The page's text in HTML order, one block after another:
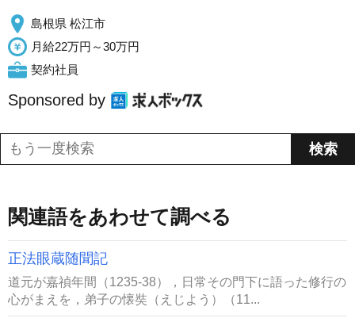
島根県 松江市
月給22万円～30万円
契約社員
Sponsored by
関連語をあわせて調べる
正法眼蔵随聞記
道元が嘉禎年間（1235-38），日常その門下に語った修行の
心がまえを，弟子の懐奘（えじよう）（11...